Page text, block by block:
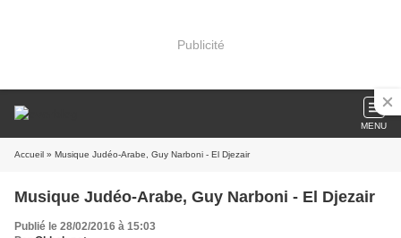
Publicité
MENU
Accueil » Musique Judéo-Arabe, Guy Narboni - El Djezair
Musique Judéo-Arabe, Guy Narboni - El Djezair
Publié le 28/02/2016 à 15:03